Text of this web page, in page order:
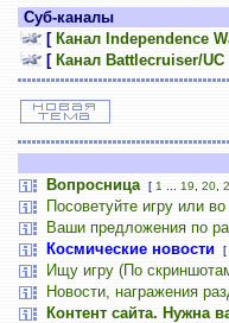
Суб-каналы
[ Канал Independence
[ Канал Battlecruiser/UC
Вопросница
[ 1 19 20,
Посоветуйте игру или
Ваши предложения по
Космические новости [
Ищу игру (По
Новости, награжения
Контент сайта. Нужна